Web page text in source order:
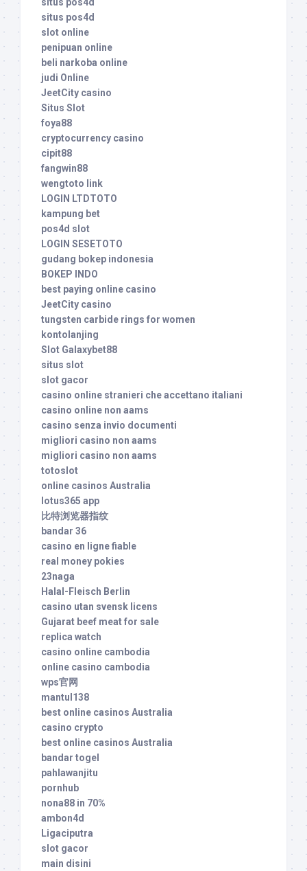
situs pos4d
slot online
penipuan online
beli narkoba online
judi Online
JeetCity casino
Situs Slot
foya88
cryptocurrency casino
cipit88
fangwin88
wengtoto link
LOGIN LTDTOTO
kampung bet
pos4d slot
LOGIN SESETOTO
gudang bokep indonesia
BOKEP INDO
best paying online casino
JeetCity casino
tungsten carbide rings for women
kontolanjing
Slot Galaxybet88
situs slot
slot gacor
casino online stranieri che accettano italiani
casino online non aams
casino senza invio documenti
migliori casino non aams
migliori casino non aams
totoslot
online casinos Australia
lotus365 app
比特浏览器指纹
bandar 36
casino en ligne fiable
real money pokies
23naga
Halal-Fleisch Berlin
casino utan svensk licens
Gujarat beef meat for sale
replica watch
casino online cambodia
online casino cambodia
wps官网
mantul138
best online casinos Australia
casino crypto
best online casinos Australia
bandar togel
pahlawanjitu
pornhub
nona88 in 70%
ambon4d
Ligaciputra
slot gacor
main disini